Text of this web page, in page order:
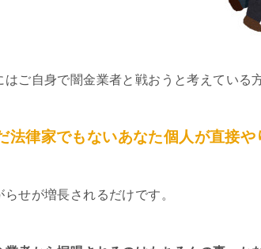
はご自身で闇金業者と戦おうと考えている
法律家でもないあなた個人が直接や
らせが増長されるだけです。